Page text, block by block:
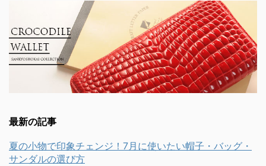
最新の記事
夏の小物で印象チェンジ！7月に使いたい帽子・バッグ・
サンダルの選び方